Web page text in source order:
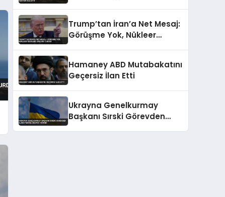
Trump’tan İran’a Net Mesaj:
Görüşme Yok, Nükleer
Hamaney ABD Mutabakatını
Geçersiz İlan Etti
Ukrayna Genelkurmay
Başkanı Sırski Görevden